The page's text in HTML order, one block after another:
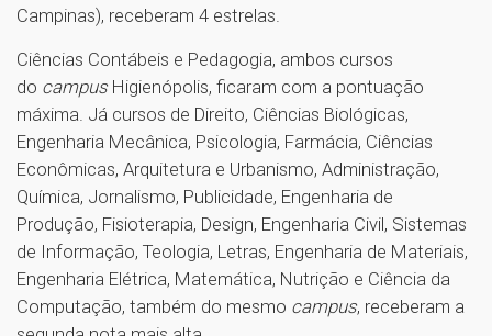
Campinas), receberam 4 estrelas.
Ciências Contábeis e Pedagogia, ambos cursos
do campus Higienópolis, ficaram com a pontuação
máxima. Já cursos de Direito, Ciências Biológicas,
Engenharia Mecânica, Psicologia, Farmácia, Ciências
Econômicas, Arquitetura e Urbanismo, Administração,
Química, Jornalismo, Publicidade, Engenharia de
Produção, Fisioterapia, Design, Engenharia Civil, Sistemas
de Informação, Teologia, Letras, Engenharia de Materiais,
Engenharia Elétrica, Matemática, Nutrição e Ciência da
Computação, também do mesmo campus, receberam a